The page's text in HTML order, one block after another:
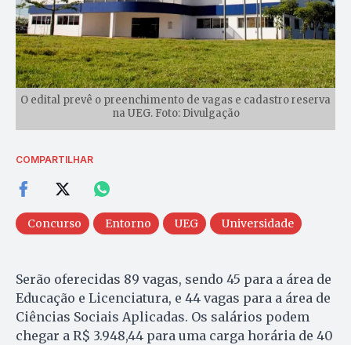
O edital prevê o preenchimento de vagas e cadastro reserva
na UEG. Foto: Divulgação
COMPARTILHAR
Concurso Entorno UEG Universidade
Serão oferecidas 89 vagas, sendo 45 para a área de
Educação e Licenciatura, e 44 vagas para a área de
Ciências Sociais Aplicadas. Os salários podem
chegar a R$ 3.948,44 para uma carga horária de 40